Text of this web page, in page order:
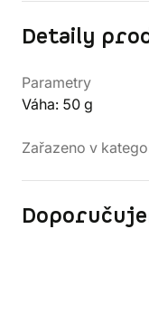
Detaily
Parametry
Váha: 50 g
Zařazeno v